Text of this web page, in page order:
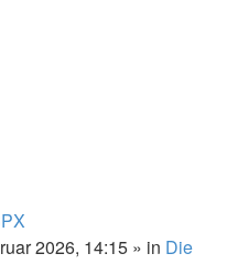
2026, 14:15 » in Die